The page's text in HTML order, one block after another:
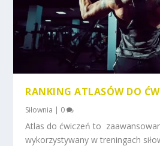
RANKING ATLASÓW DO
Siłownia | 0
Atlas do ćwiczeń to
wykorzystywany w treningach